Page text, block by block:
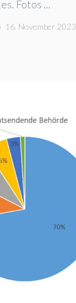
Fotos ...
16. November 2023